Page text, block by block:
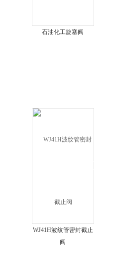
石油化工旋塞阀
WJ41H波纹管密封截止
阀